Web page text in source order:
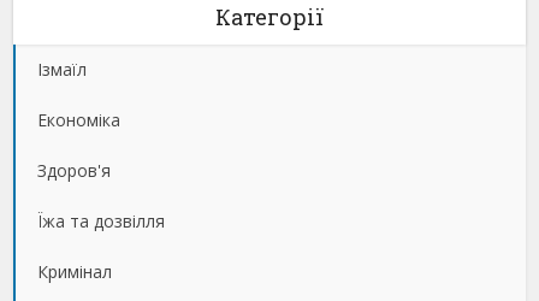
Категорії
Ізмаїл
Економіка
Здоров'я
Їжа та дозвілля
Кримінал